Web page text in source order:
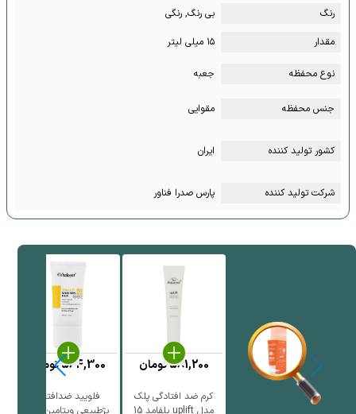
رنگ
بی رنگ, رنگی
مقدار
۱۵ میلی لیتر
نوع محفظه جعبه
جنس محفظه مقوایی
کشور تولید کننده ایران
شرکت تولید کننده پارس صدرا فناور
کرم ضد افتادگی پلک
مدل uplift بلفامد 15
581,200تومان
فلویید ضدافتاب
بژطبیعی ویتامین سی
564,300تومان